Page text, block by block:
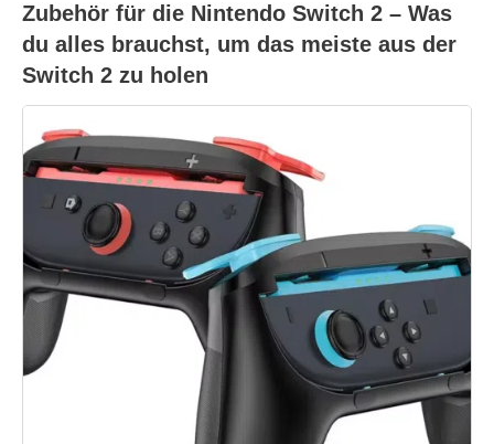
Zubehör für die Nintendo Switch 2 – Was
du alles brauchst, um das meiste aus der
Switch 2 zu holen